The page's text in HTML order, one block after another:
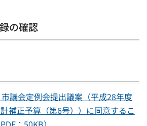
の確認
議会定例会提出議案（平成28年度
補正予算（第6号））に同意するこ